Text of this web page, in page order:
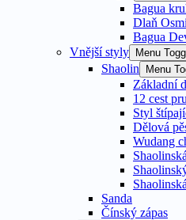
Bagua
Dlaň
Bagua
Vnější styly
Menu
Shaolin Menu
Základní
12 cest
Styl
Dělová
Wudang
Sanda
Čínský zápas